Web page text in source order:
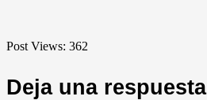
Post Views: 362
Deja una respuesta